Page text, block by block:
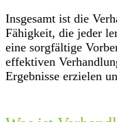
Insgesamt ist die
Fähigkeit, die jeder
eine sorgfältige
effektiven
Ergebnisse erzielen